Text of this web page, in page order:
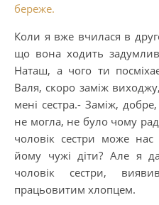
береже.
Коли я вже вчилася в
що вона ходить
Наташ, а чого ти
Валя, скоро заміж
мені сестра.- Заміж,
не могла, не було чому
чоловік сестри може
йому чужі діти? Але я
чоловік сестри,
працьовитим хлопцем.